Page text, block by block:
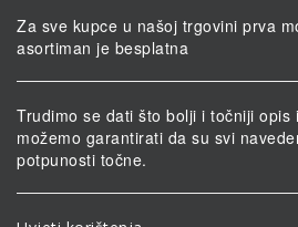
Za sve kupce u našoj trgovini prva
asortiman je besplatna
Trudimo se dati što bolji i točniji opis
možemo garantirati da su svi
potpunosti točne.